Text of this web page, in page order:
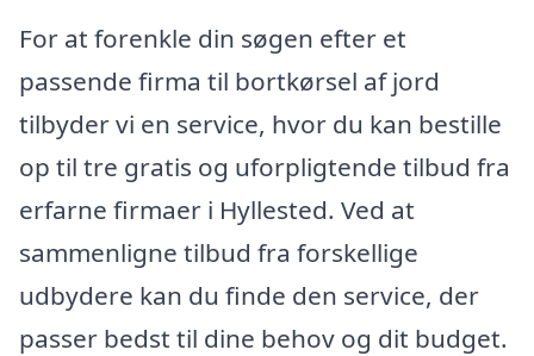
For at forenkle din søgen efter et
passende firma til bortkørsel af jord
tilbyder vi en service, hvor du kan bestille
op til tre gratis og uforpligtende tilbud fra
erfarne firmaer i Hyllested. Ved at
sammenligne tilbud fra forskellige
udbydere kan du finde den service, der
passer bedst til dine behov og dit budget.